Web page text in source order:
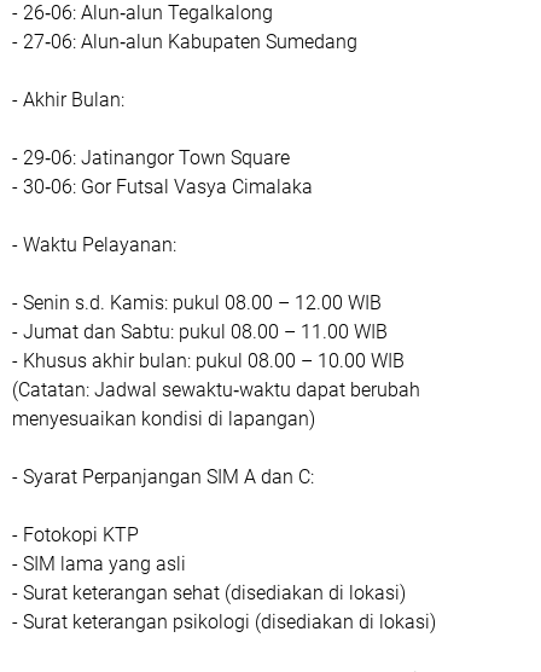
- 26‑06: Alun‑alun Tegalkalong
- 27‑06: Alun‑alun Kabupaten Sumedang
- Akhir Bulan:
- 29‑06: Jatinangor Town Square
- 30‑06: Gor Futsal Vasya Cimalaka
- Waktu Pelayanan:
- Senin s.d. Kamis: pukul 08.00 – 12.00 WIB
- Jumat dan Sabtu: pukul 08.00 – 11.00 WIB
- Khusus akhir bulan: pukul 08.00 – 10.00 WIB
(Catatan: Jadwal sewaktu‑waktu dapat berubah
menyesuaikan kondisi di lapangan)
- Syarat Perpanjangan SIM A dan C:
- Fotokopi KTP
- SIM lama yang asli
- Surat keterangan sehat (disediakan di lokasi)
- Surat keterangan psikologi (disediakan di lokasi)